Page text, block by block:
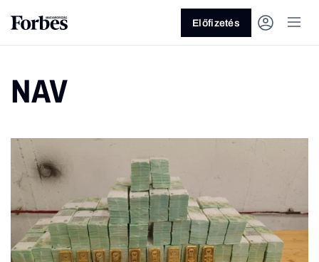
Vagy fedezze fel a következő
témákat
Üzlet Pénz Zöld Legyél jobb!
Előfizetés
NAV